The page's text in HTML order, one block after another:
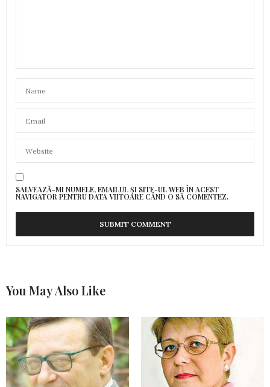
SALVEAZĂ-MI NUMELE, EMAILUL ȘI SITE-UL WEB ÎN ACEST
NAVIGATOR PENTRU DATA VIITOARE CÂND O SĂ COMENTEZ.
You May Also Like